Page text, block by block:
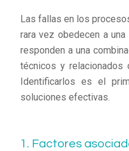
Las fallas en los
rara vez obedecen a
responden a una
técnicos y relacionados
Identificarlos es el
soluciones efectivas.
1. Factores